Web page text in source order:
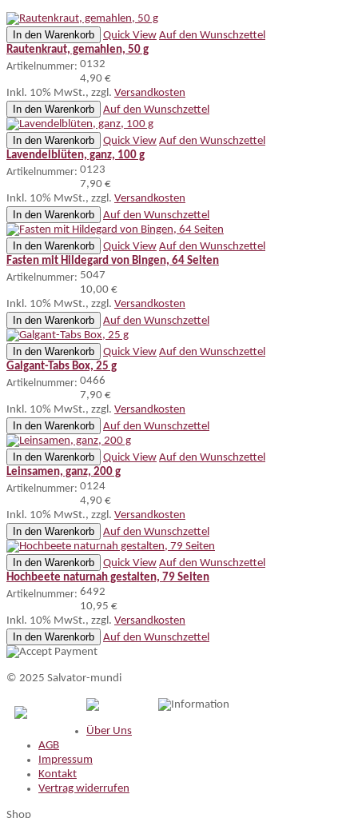
In den Warenkorb Quick View Auf den Wunschzettel
Rautenkraut, gemahlen, 50 g
Artikelnummer: 0132
4,90 €
Inkl. 10% MwSt., zzgl. Versandkosten
In den Warenkorb
Auf den Wunschzettel
In den Warenkorb Quick View Auf den Wunschzettel
Lavendelblüten, ganz, 100 g
Artikelnummer: 0123
7,90 €
Inkl. 10% MwSt., zzgl. Versandkosten
In den Warenkorb
Auf den Wunschzettel
In den Warenkorb Quick View Auf den Wunschzettel
Fasten mit Hildegard von Bingen, 64 Seiten
Artikelnummer: 5047
10,00 €
Inkl. 10% MwSt., zzgl. Versandkosten
In den Warenkorb
Auf den Wunschzettel
In den Warenkorb Quick View Auf den Wunschzettel
Galgant-Tabs Box, 25 g
Artikelnummer: 0466
7,90 €
Inkl. 10% MwSt., zzgl. Versandkosten
In den Warenkorb
Auf den Wunschzettel
In den Warenkorb Quick View Auf den Wunschzettel
Leinsamen, ganz, 200 g
Artikelnummer: 0124
4,90 €
Inkl. 10% MwSt., zzgl. Versandkosten
In den Warenkorb
Auf den Wunschzettel
In den Warenkorb Quick View Auf den Wunschzettel
Hochbeete naturnah gestalten, 79 Seiten
Artikelnummer: 6492
10,95 €
Inkl. 10% MwSt., zzgl. Versandkosten
In den Warenkorb
Auf den Wunschzettel
© 2025 Salvator-mundi
Information
Über Uns
AGB
Impressum
Kontakt
Vertrag widerrufen
Shop